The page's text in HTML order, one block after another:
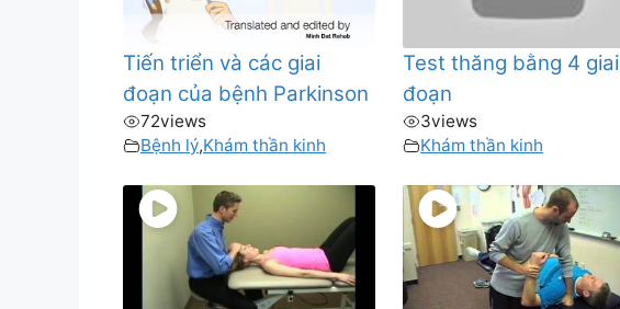
Tiến triển và các giai
đoạn của bệnh Parkinson
72views
Bệnh lý,Khám thần kinh
Test thăng bằng 4 giai
đoạn
3views
Khám thần kinh